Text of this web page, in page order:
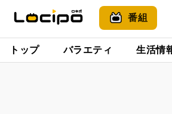
番組
トップ バラエティ 生活情